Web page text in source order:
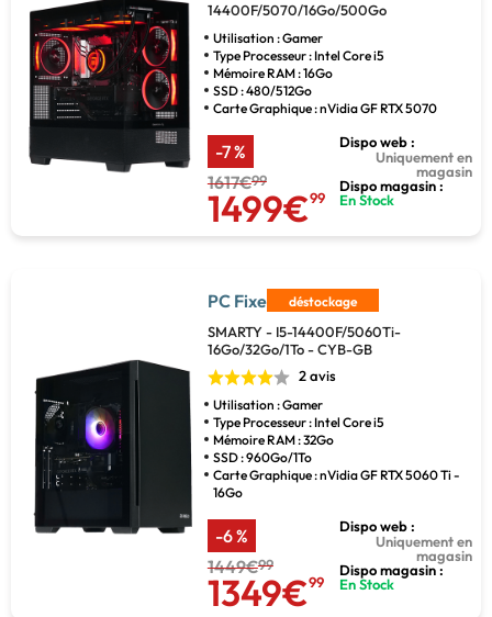
14400F/5070/16Go/500Go
Utilisation : Gamer
Type Processeur : Intel Core i5
Mémoire RAM : 16Go
SSD : 480/512Go
Carte Graphique : nVidia GF RTX 5070
-7 %
1617€99
1499€99
Dispo web :
Uniquement en
magasin
Dispo magasin :
En Stock
PC Fixe déstockage
SMARTY - I5-14400F/5060Ti-
16Go/32Go/1To - CYB-GB
2 avis
Utilisation : Gamer
Type Processeur : Intel Core i5
Mémoire RAM : 32Go
SSD : 960Go/1To
Carte Graphique : nVidia GF RTX 5060 Ti -
16Go
-6 %
1449€99
1349€99
Dispo web :
Uniquement en
magasin
Dispo magasin :
En Stock